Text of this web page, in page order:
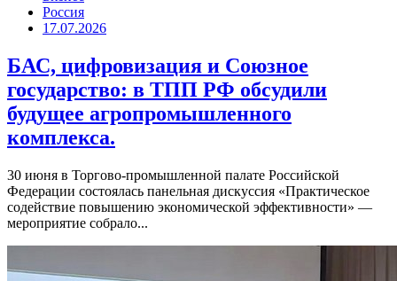
Россия
17.07.2026
БАС, цифровизация и Союзное
государство: в ТПП РФ обсудили
будущее агропромышленного
комплекса.
30 июня в Торгово-промышленной палате Российской
Федерации состоялась панельная дискуссия «Практическое
содействие повышению экономической эффективности» —
мероприятие собрало...